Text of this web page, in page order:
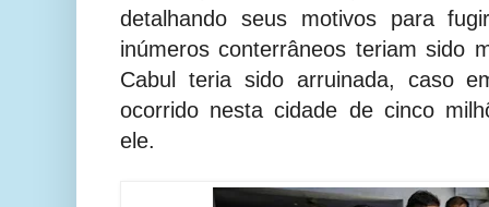
detalhando seus motivos para
inúmeros conterrâneos teriam sido
Cabul teria sido arruinada, caso
ocorrido nesta cidade de cinco
ele.